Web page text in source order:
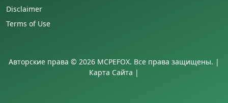
Disclaimer
Terms of Use
Авторские права © 2026 MCPEFOX. Все права защищены. |
Карта Сайта |